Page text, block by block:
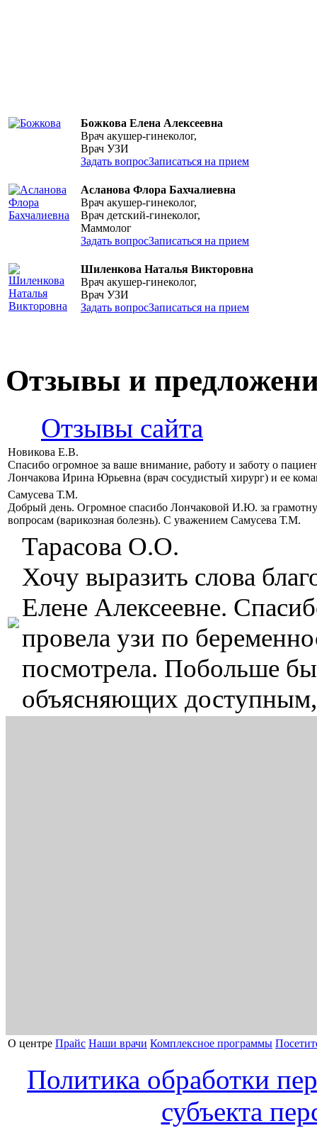
Божкова Елена Алексеевна
Врач акушер-гинеколог,
Врач УЗИ
Задать вопросЗаписаться на прием
Асланова Флора Бахчалиевна
Врач акушер-гинеколог,
Врач детский-гинеколог,
Маммолог
Задать вопросЗаписаться на прием
Шиленкова Наталья Викторовна
Врач акушер-гинеколог,
Врач УЗИ
Задать вопросЗаписаться на прием
Отзывы и
Отзывы сайта
Новикова Е.В.
Спасибо огромное за ваше внимание, работу и заботу о
Лончакова Ирина Юрьевна (врач сосудистый хирург) и ее
Самусева Т.М.
Добрый день. Огромное спасибо Лончаковой И.Ю. за
вопросам (варикозная болезнь). С уважением Самусева Т.М.
Тарасова О.О.
Хочу выразить слова
Елене Алексеевне.
провела узи по
посмотрела. Побольше
объясняющих
О центре Прайс Наши врачи Комплексное программы
Политика обработки
субъекта